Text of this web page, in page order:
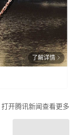
了解详情
打开腾讯新闻查看更多